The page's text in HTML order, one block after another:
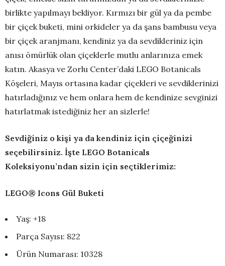
birlikte yapılmayı bekliyor. Kırmızı bir gül ya da pembe
bir çiçek buketi, mini orkideler ya da şans bambusu veya
bir çiçek aranjmanı, kendiniz ya da sevdikleriniz için
anısı ömürlük olan çiçeklerle mutlu anlarınıza emek
katın. Akasya ve Zorlu Center’daki LEGO Botanicals
Köşeleri, Mayıs ortasına kadar çiçekleri ve sevdiklerinizi
hatırladığınız ve hem onlara hem de kendinize sevginizi
hatırlatmak istediğiniz her an sizlerle!
Sevdiğiniz o kişi ya da kendiniz için çiçeğinizi
seçebilirsiniz. İşte LEGO Botanicals
Koleksiyonu’ndan sizin için seçtiklerimiz:
LEGO® Icons Gül Buketi
Yaş: +18
Parça Sayısı: 822
Ürün Numarası: 10328